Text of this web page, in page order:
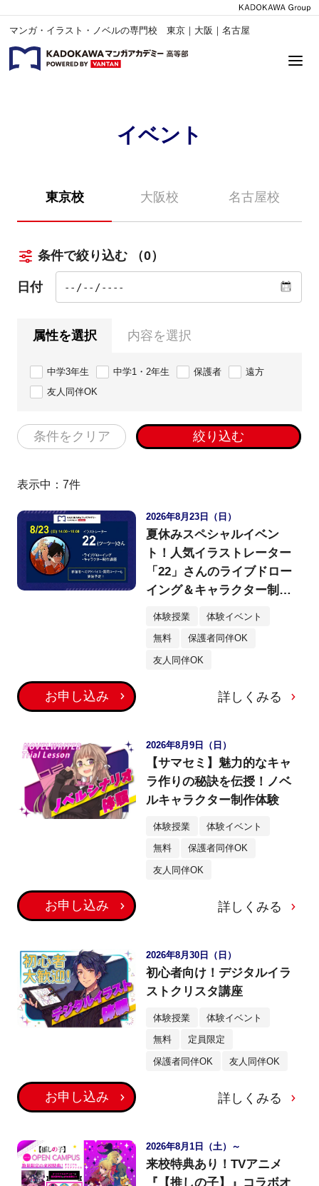
マンガ・イラスト・ノベルの専門校 東京｜大阪｜名古屋
イベント
東京校 大阪校 名古屋校
条件で絞り込む （0）
日付
属性を選択 内容を選択
中学3年生 中学1・2年生 保護者
遠方
友人同伴OK
条件をクリア 絞り込む
表示中： 7件
2026年8月23日（日）
夏休みスペシャルイベン
ト！人気イラストレーター
「22」さんのライブドロー
イング＆キャラクター制作
体験！
体験授業 体験イベント
無料 保護者同伴OK
友人同伴OK
お申し込み 詳しくみる
2026年8月9日（日）
【サマセミ】魅力的なキャ
ラ作りの秘訣を伝授！ノベ
ルキャラクター制作体験
体験授業 体験イベント
無料 保護者同伴OK
友人同伴OK
お申し込み 詳しくみる
2026年8月30日（日）
初心者向け！デジタルイラ
ストクリスタ講座
体験授業 体験イベント
無料 定員限定
保護者同伴OK 友人同伴OK
お申し込み 詳しくみる
2026年8月1日（土）～
来校特典あり！TVアニメ
『【推しの子】』コラボオ